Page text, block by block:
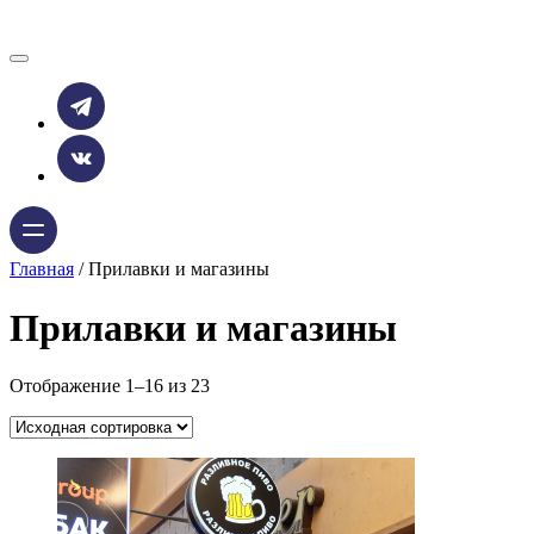
Главная / Прилавки и магазины
Прилавки и магазины
Отображение 1–16 из 23